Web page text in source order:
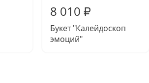
8 010 ₽
Букет "Калейдоскоп
эмоций"